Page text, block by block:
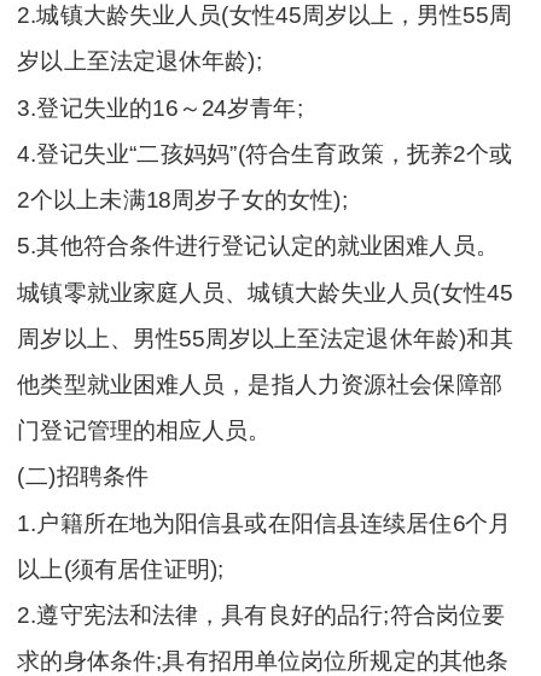
2.城镇大龄失业人员(女性45周岁以上，男性55周
岁以上至法定退休年龄);
3.登记失业的16～24岁青年;
4.登记失业“二孩妈妈”(符合生育政策，抚养2个或
2个以上未满18周岁子女的女性);
5.其他符合条件进行登记认定的就业困难人员。
城镇零就业家庭人员、城镇大龄失业人员(女性45
周岁以上、男性55周岁以上至法定退休年龄)和其
他类型就业困难人员，是指人力资源社会保障部
门登记管理的相应人员。
(二)招聘条件
1.户籍所在地为阳信县或在阳信县连续居住6个月
以上(须有居住证明);
2.遵守宪法和法律，具有良好的品行;符合岗位要
求的身体条件;具有招用单位岗位所规定的其他条